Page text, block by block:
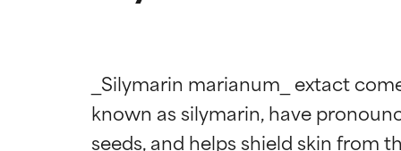
_Silymarin marianum_ extact
known as silymarin, have
seeds, and helps shield skin from